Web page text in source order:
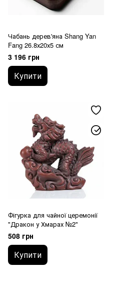
Чабань дерев'яна Shang Yan
Fang 26.8х20х5 см
3 196 грн
Купити
Фігурка для чайної церемонії
"Дракон у Хмарах №2"
508 грн
Купити